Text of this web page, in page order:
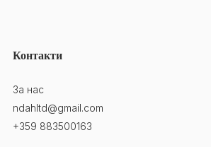
Контакти
За нас
ndahltd@gmail.com
+359 883500163